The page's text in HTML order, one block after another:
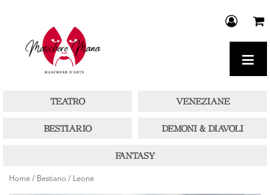
≡
Home / Bestiario / Leone